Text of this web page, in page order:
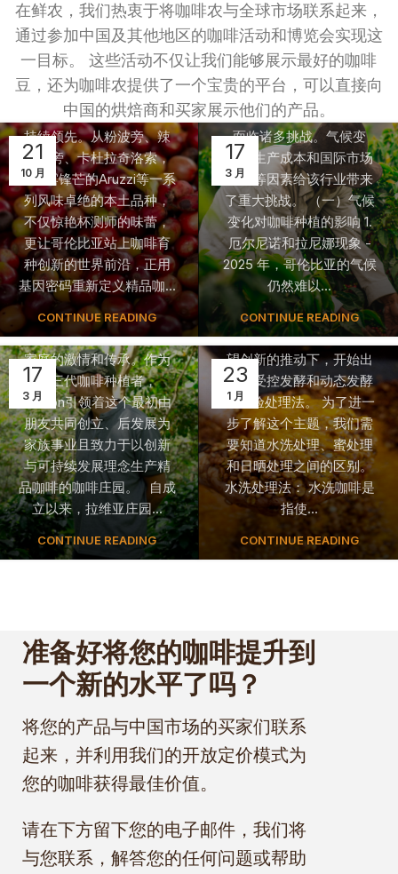
在鲜农，我们热衷于将咖啡农与全球市场联系起来，
通过参加中国及其他地区的咖啡活动和博览会实现这
一目标。 这些活动不仅让我们能够展示最好的咖啡
豆，还为咖啡农提供了一个宝贵的平台，可以直接向
中国的烘焙商和买家展示他们的产品。
21
10 月
Mariella Molina
哥伦比亚已成为全球咖啡
基因进化的核心地带之
一。近年来，该国在发掘
和培育珍稀咖啡品种方面
持续领先。从粉波旁、辣
椒波旁、卡杜拉奇洛索，
到初露锋芒的Aruzzi等一系
列风味卓绝的本土品种，
不仅惊艳杯测师的味蕾，
更让哥伦比亚站上咖啡育
种创新的世界前沿，正用
基因密码重新定义精品咖...
CONTINUE READING
17
3 月
种植者面临的挑战
Mariella Molina
哥伦比亚作为世界上最大
的咖啡生产国之一，该国
的咖啡种植者在 2025 年将
面临诸多挑战。气候变
化、生产成本和国际市场
波动等因素给该行业带来
了重大挑战。 （一）气候
变化对咖啡种植的影响 1.
厄尔尼诺和拉尼娜现象 -
2025 年，哥伦比亚的气候
仍然难以...
CONTINUE READING
17
3 月
COFFEE
Finca La Reserva：拉
维亚庄园
Mariella Molina
拉维亚庄园位于哥伦比亚
咖啡种植的中心地带，凝
聚着一个深耕咖啡领域的
家庭的激情和传承。作为
第三代咖啡种植者，
Marlon引领着这个最初由
朋友共同创立、后发展为
家族事业且致力于以创新
与可持续发展理念生产精
品咖啡的咖啡庄园。 自成
立以来，拉维亚庄园...
CONTINUE READING
23
1 月
COFFEE
动态发酵对咖啡品质
的影响
Mariella Molina
几十年前，我们所知道的
传统咖啡处理法主要有水
洗、蜜处理和日晒。几年
前，由于在科技发展和渴
望创新的推动下，开始出
现有受控发酵和动态发酵
的实验处理法。 为了进一
步了解这个主题，我们需
要知道水洗处理、蜜处理
和日晒处理之间的区别。
水洗处理法： 水洗咖啡是
指使...
CONTINUE READING
准备好将您的咖啡提升到
一个新的水平了吗？
将您的产品与中国市场的买家们联系
起来，并利用我们的开放定价模式为
您的咖啡获得最佳价值。
请在下方留下您的电子邮件，我们将
与您联系，解答您的任何问题或帮助